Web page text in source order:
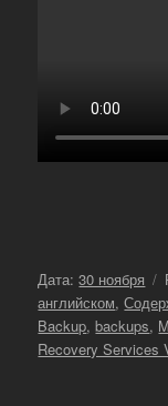
Опубликовано
Дата:30 ноября
английском,
Backup,backups,
Recovery Services